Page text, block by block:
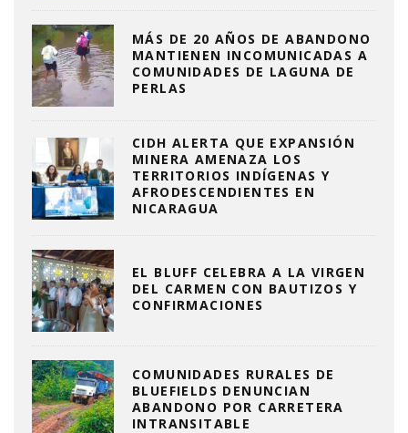
MÁS DE 20 AÑOS DE ABANDONO
MANTIENEN INCOMUNICADAS A
COMUNIDADES DE LAGUNA DE
PERLAS
CIDH ALERTA QUE EXPANSIÓN
MINERA AMENAZA LOS
TERRITORIOS INDÍGENAS Y
AFRODESCENDIENTES EN
NICARAGUA
EL BLUFF CELEBRA A LA VIRGEN
DEL CARMEN CON BAUTIZOS Y
CONFIRMACIONES
COMUNIDADES RURALES DE
BLUEFIELDS DENUNCIAN
ABANDONO POR CARRETERA
INTRANSITABLE